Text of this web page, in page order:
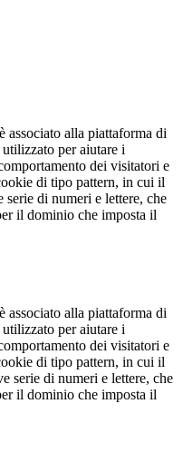
associato alla piattaforma di
per aiutare i
dei visitatori e
di tipo pattern, in cui il
serie di numeri e lettere, che
il dominio che imposta il
associato alla piattaforma di
per aiutare i
dei visitatori e
di tipo pattern, in cui il
serie di numeri e lettere, che
il dominio che imposta il